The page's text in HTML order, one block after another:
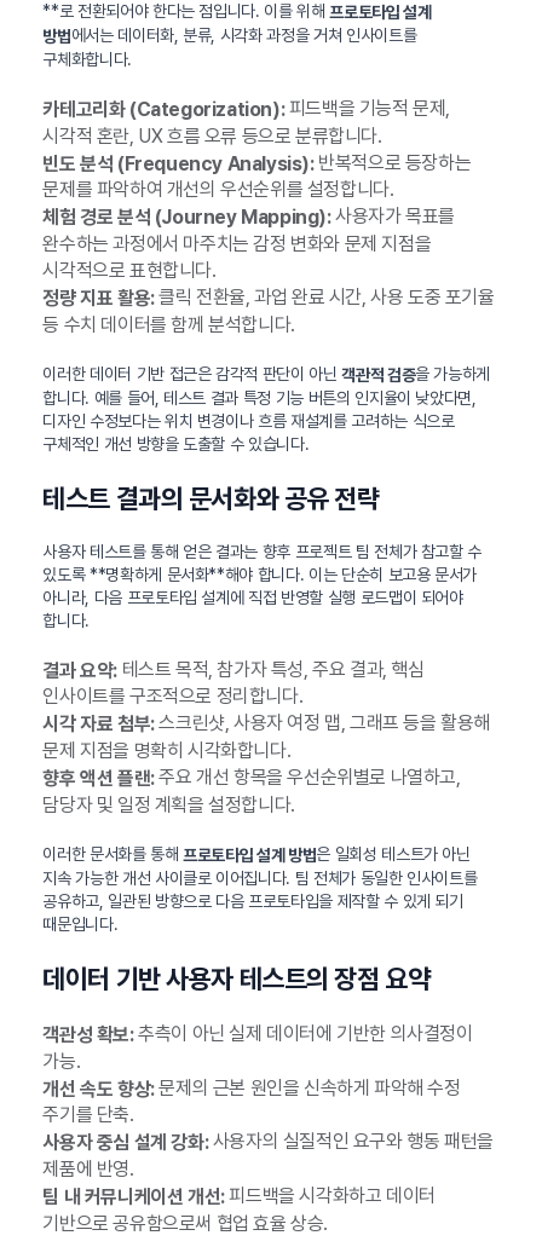
**로 전환되어야 한다는 점입니다. 이를 위해프로토타입 설계
방법에서는 데이터화, 분류, 시각화 과정을 거쳐 인사이트를
구체화합니다.
카테고리화 (Categorization):피드백을 기능적 문제,
시각적 혼란, UX 흐름 오류 등으로 분류합니다.
빈도 분석 (Frequency Analysis):반복적으로 등장하는
문제를 파악하여 개선의 우선순위를 설정합니다.
체험 경로 분석 (Journey Mapping):사용자가 목표를
완수하는 과정에서 마주치는 감정 변화와 문제 지점을
시각적으로 표현합니다.
정량 지표 활용:클릭 전환율, 과업 완료 시간, 사용 도중 포기율
등 수치 데이터를 함께 분석합니다.
이러한 데이터 기반 접근은 감각적 판단이 아닌객관적 검증을 가능하게
합니다. 예를 들어, 테스트 결과 특정 기능 버튼의 인지율이 낮았다면,
디자인 수정보다는 위치 변경이나 흐름 재설계를 고려하는 식으로
구체적인 개선 방향을 도출할 수 있습니다.
테스트 결과의 문서화와 공유 전략
사용자 테스트를 통해 얻은 결과는 향후 프로젝트 팀 전체가 참고할 수
있도록 **명확하게 문서화**해야 합니다. 이는 단순히 보고용 문서가
아니라, 다음 프로토타입 설계에 직접 반영할 실행 로드맵이 되어야
합니다.
결과 요약:테스트 목적, 참가자 특성, 주요 결과, 핵심
인사이트를 구조적으로 정리합니다.
시각 자료 첨부:스크린샷, 사용자 여정 맵, 그래프 등을 활용해
문제 지점을 명확히 시각화합니다.
향후 액션 플랜:주요 개선 항목을 우선순위별로 나열하고,
담당자 및 일정 계획을 설정합니다.
이러한 문서화를 통해 프로토타입 설계 방법은 일회성 테스트가 아닌
지속 가능한 개선 사이클로 이어집니다. 팀 전체가 동일한 인사이트를
공유하고, 일관된 방향으로 다음 프로토타입을 제작할 수 있게 되기
때문입니다.
데이터 기반 사용자 테스트의 장점 요약
객관성 확보:추측이 아닌 실제 데이터에 기반한 의사결정이
가능.
개선 속도 향상:문제의 근본 원인을 신속하게 파악해 수정
주기를 단축.
사용자 중심 설계 강화:사용자의 실질적인 요구와 행동 패턴을
제품에 반영.
팀 내 커뮤니케이션 개선:피드백을 시각화하고 데이터
기반으로 공유함으로써 협업 효율 상승.